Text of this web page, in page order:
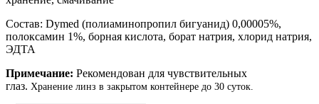
Состав: Dymed (полиаминопропил бигуанид) 0,00005%,
полоксамин 1%, борная кислота, борат натрия, хлорид натрия,
ЭДТА
Примечание: Рекомендован для чувствительных
глаз. Хранение линз в закрытом контейнере до 30 суток.